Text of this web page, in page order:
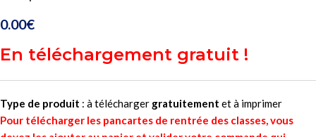
0.00€
En téléchargement gratuit !
Type de produit : à télécharger gratuitement et à imprimer
Pour télécharger les pancartes de rentrée des classes, vous